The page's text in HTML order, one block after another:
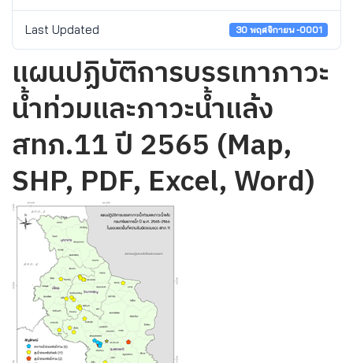
Last Updated 30 พฤศจิกายน -0001
แผนปฏิบัติการบรรเทาภาวะ
น้ำท่วมและภาวะน้ำแล้ง
สทภ.11 ปี 2565 (Map,
SHP, PDF, Excel, Word)